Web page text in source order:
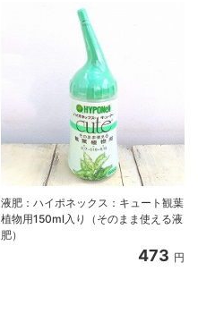
液肥：ハイポネックス：キュート観葉
植物用150ml入り（そのまま使える液
肥）
473 円